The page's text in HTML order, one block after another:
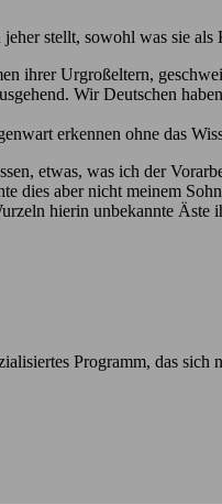
stellt, sowohl was sie
ihrer Urgroßeltern,
Wir Deutschen
erkennen ohne das
etwas, was ich der
aber nicht meinem
hierin unbekannte
Programm, das